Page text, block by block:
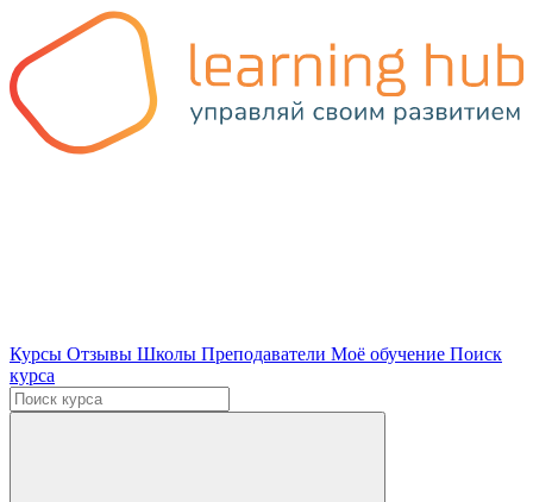
Курсы Отзывы Школы Преподаватели Моё обучение Поиск
курса